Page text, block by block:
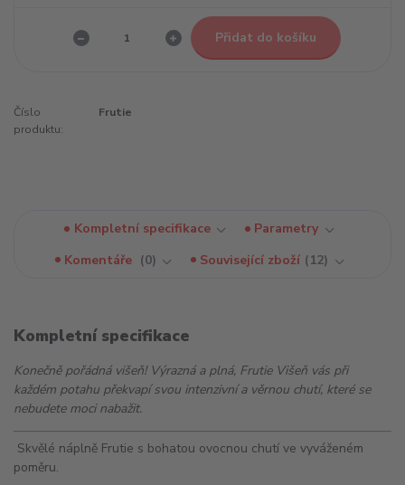
Přidat do košíku
Číslo
produktu:
Frutie
Kompletní specifikace
Parametry
Komentáře
0 Související zboží 12
Kompletní specifikace
Konečně pořádná višeň! Výrazná a plná, Frutie Višeň vás při
každém potahu překvapí svou intenzivní a věrnou chutí, které se
nebudete moci nabažit.
Skvělé náplně Frutie s bohatou ovocnou chutí ve vyváženém
poměru.